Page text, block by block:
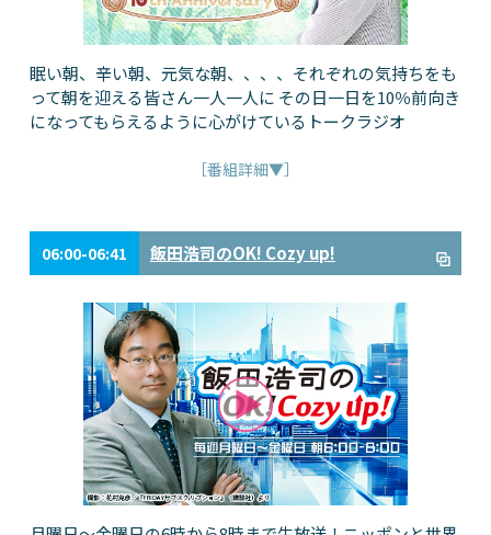
眠い朝、辛い朝、元気な朝、、、、それぞれの気持ちをも
って朝を迎える皆さん一人一人に その日一日を10％前向き
になってもらえるように心がけているトークラジオ
［番組詳細▼］
06:00-06:41 飯田浩司のOK! Cozy up!